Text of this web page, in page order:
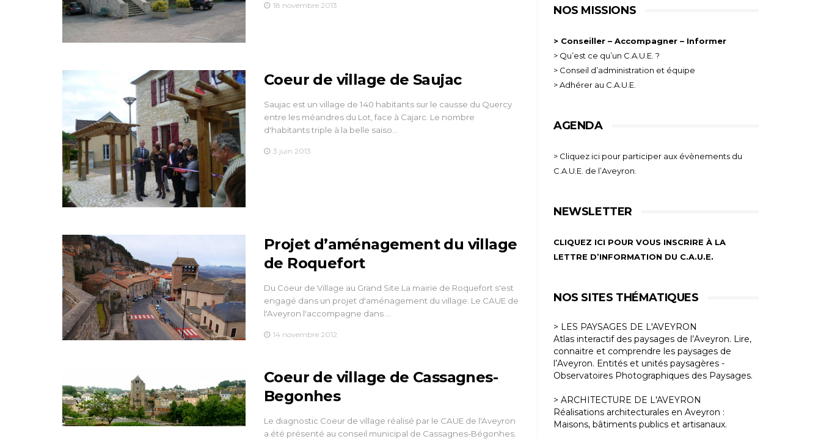
18 novembre 2013
Coeur de village de Saujac
Saujac est un village de 140 habitants sur le causse du Quercy
entre les méandres du Lot, face à Cajarc. Le nombre
d'habitants triple à la belle saiso…
3 juin 2013
Projet d’aménagement du village
de Roquefort
Du Coeur de Village au Grand Site La mairie de Roquefort s'est
engagé dans un projet d'aménagement du village. Le CAUE de
l'Aveyron l'accompagne dans …
14 novembre 2012
Coeur de village de Cassagnes-
Begonhes
Le diagnostic Coeur de village réalisé par le CAUE de l'Aveyron
a été présenté au conseil municipal de Cassagnes-Bégonhes.
NOS MISSIONS
> Conseiller – Accompagner – Informer
> Qu’est ce qu’un C.A.U.E. ?
> Conseil d’administration et équipe
> Adhérer au C.A.U.E.
AGENDA
> Cliquez ici pour participer aux évènements du
C.A.U.E. de l’Aveyron.
NEWSLETTER
CLIQUEZ ICI POUR VOUS INSCRIRE À LA
LETTRE D’INFORMATION DU C.A.U.E.
NOS SITES THÉMATIQUES
> LES PAYSAGES DE L'AVEYRON
Atlas interactif des paysages de l’Aveyron. Lire,
connaitre et comprendre les paysages de
l’Aveyron. Entités et unités paysagères -
Observatoires Photographiques des Paysages.
> ARCHITECTURE DE L'AVEYRON
Réalisations architecturales en Aveyron :
Maisons, bâtiments publics et artisanaux.